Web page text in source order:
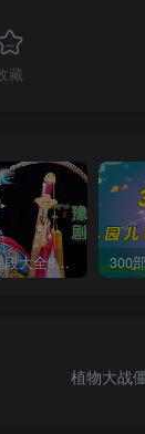
藏
豫剧经典唱段大全850首mp3打包戏曲下载
植物大战